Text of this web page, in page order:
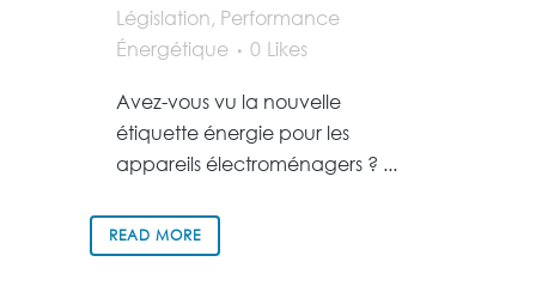
Législation, Performance
Énergétique
0 Likes
Avez-vous vu la nouvelle
étiquette énergie pour les
appareils électroménagers ? ...
READ MORE